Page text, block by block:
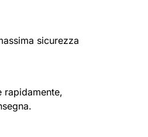
sicurezza
rapidamente,